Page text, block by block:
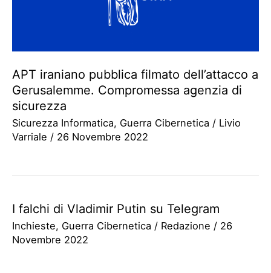
APT iraniano pubblica filmato dell’attacco a
Gerusalemme. Compromessa agenzia di
sicurezza
Sicurezza Informatica, Guerra Cibernetica / Livio
Varriale / 26 Novembre 2022
I falchi di Vladimir Putin su Telegram
Inchieste, Guerra Cibernetica / Redazione / 26
Novembre 2022